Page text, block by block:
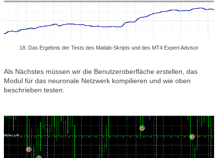
18. Das Ergebnis der Tests des Matlab-Skripts und des MT4 Expert Advisor
Als Nächstes müssen wir die Benutzeroberfläche erstellen, das
Modul für das neuronale Netzwerk kompilieren und wie oben
beschrieben testen.